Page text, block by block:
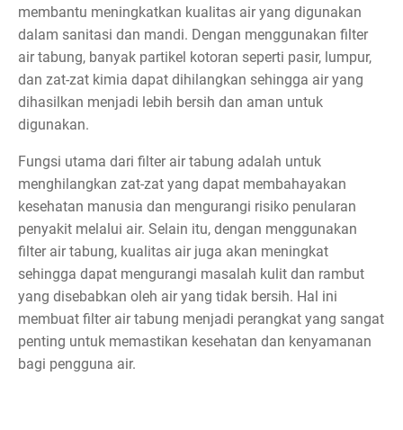
membantu meningkatkan kualitas air yang digunakan
dalam sanitasi dan mandi. Dengan menggunakan filter
air tabung, banyak partikel kotoran seperti pasir, lumpur,
dan zat-zat kimia dapat dihilangkan sehingga air yang
dihasilkan menjadi lebih bersih dan aman untuk
digunakan.
Fungsi utama dari filter air tabung adalah untuk
menghilangkan zat-zat yang dapat membahayakan
kesehatan manusia dan mengurangi risiko penularan
penyakit melalui air. Selain itu, dengan menggunakan
filter air tabung, kualitas air juga akan meningkat
sehingga dapat mengurangi masalah kulit dan rambut
yang disebabkan oleh air yang tidak bersih. Hal ini
membuat filter air tabung menjadi perangkat yang sangat
penting untuk memastikan kesehatan dan kenyamanan
bagi pengguna air.